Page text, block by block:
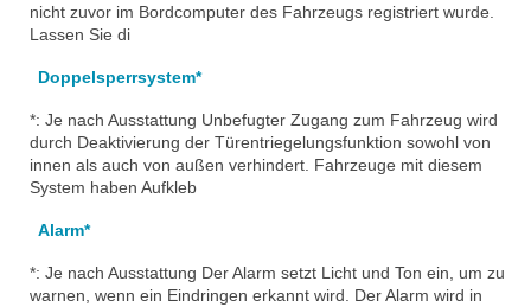
nicht zuvor im Bordcomputer des Fahrzeugs registriert wurde.
Lassen Sie di
Doppelsperrsystem*
*: Je nach Ausstattung Unbefugter Zugang zum Fahrzeug wird
durch Deaktivierung der Türentriegelungsfunktion sowohl von
innen als auch von außen verhindert. Fahrzeuge mit diesem
System haben Aufkleb
Alarm*
*: Je nach Ausstattung Der Alarm setzt Licht und Ton ein, um zu
warnen, wenn ein Eindringen erkannt wird. Der Alarm wird in